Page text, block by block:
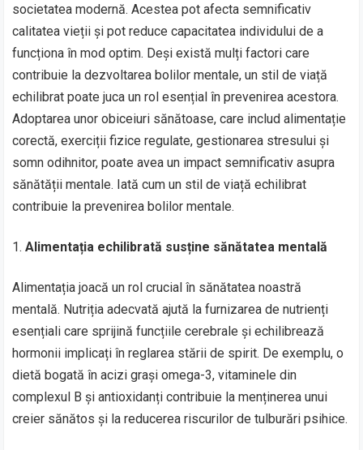
societatea modernă. Acestea pot afecta semnificativ
calitatea vieții și pot reduce capacitatea individului de a
funcționa în mod optim. Deși există mulți factori care
contribuie la dezvoltarea bolilor mentale, un stil de viață
echilibrat poate juca un rol esențial în prevenirea acestora.
Adoptarea unor obiceiuri sănătoase, care includ alimentație
corectă, exerciții fizice regulate, gestionarea stresului și
somn odihnitor, poate avea un impact semnificativ asupra
sănătății mentale. Iată cum un stil de viață echilibrat
contribuie la prevenirea bolilor mentale.
Alimentația echilibrată susține sănătatea mentală
Alimentația joacă un rol crucial în sănătatea noastră
mentală. Nutriția adecvată ajută la furnizarea de nutrienți
esențiali care sprijină funcțiile cerebrale și echilibrează
hormonii implicați în reglarea stării de spirit. De exemplu, o
dietă bogată în acizi grași omega-3, vitaminele din
complexul B și antioxidanți contribuie la menținerea unui
creier sănătos și la reducerea riscurilor de tulburări psihice.